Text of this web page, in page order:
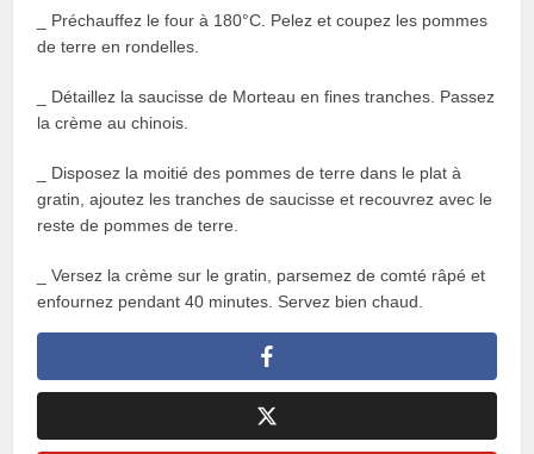
_ Préchauffez le four à 180°C. Pelez et coupez les pommes
de terre en rondelles.
_ Détaillez la saucisse de Morteau en fines tranches. Passez
la crème au chinois.
_ Disposez la moitié des pommes de terre dans le plat à
gratin, ajoutez les tranches de saucisse et recouvrez avec le
reste de pommes de terre.
_ Versez la crème sur le gratin, parsemez de comté râpé et
enfournez pendant 40 minutes. Servez bien chaud.